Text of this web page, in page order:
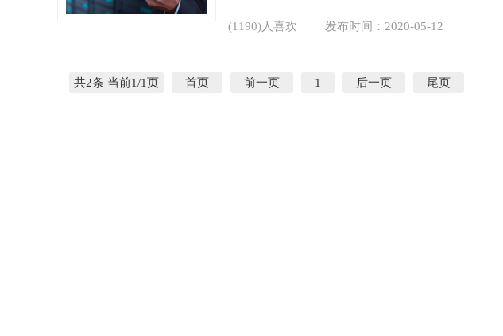
(1190)人喜欢 发布时间：2020-05-12
共2条 当前1/1页 首页 前一页 1 后一页 尾页